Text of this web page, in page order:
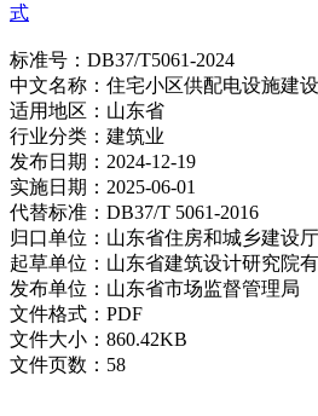
式
标准号： DB37/T5061-2024
中文名称： 住宅小区供配电设施建
适用地区： 山东省
行业分类： 建筑业
发布日期： 2024-12-19
实施日期： 2025-06-01
代替标准： DB37/T 5061-2016
归口单位： 山东省住房和城乡建设厅
起草单位： 山东省建筑设计研究院
发布单位： 山东省市场监督管理局
文件格式： PDF
文件大小： 860.42KB
文件页数： 58